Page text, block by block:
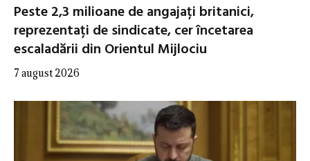
Peste 2,3 milioane de angajați britanici,
reprezentați de sindicate, cer încetarea
escaladării din Orientul Mijlociu
7 august 2026